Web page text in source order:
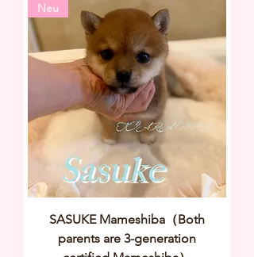
Neu
SASUKE Mameshiba（Both
parents are 3-generation